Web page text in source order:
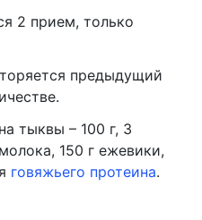
2 прием, только
предыдущий
тыквы – 100 г, 3
150 г ежевики,
говяжьего протеина.